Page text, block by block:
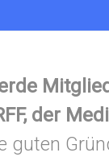
der
guten